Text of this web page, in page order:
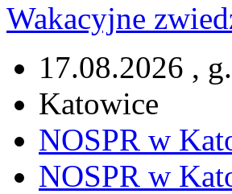
Wakacyjne
17.08.2026 ,
Katowice
NOSPR w
NOSPR w